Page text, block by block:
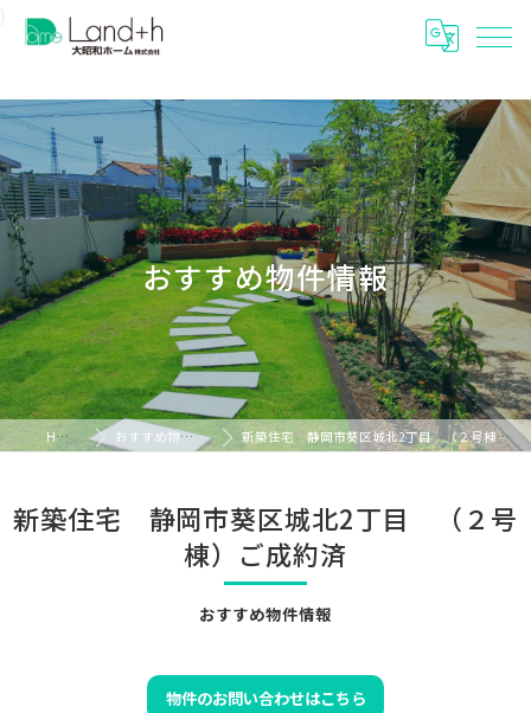
おすすめ物件情報
HOME おすすめ物件情報 新築住宅 静岡市葵区城北2丁目 （２号棟）ご成約済
おすすめ物件情報
新築住宅 静岡市葵区城北2丁目 （２号
棟）ご成約済
物件のお問い合わせはこちら